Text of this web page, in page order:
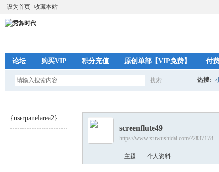
设为首页 收藏本站
论坛 购买VIP 积分充值 原创单部【VIP免费】 付
搜索
索
热搜:
{userpanelarea2}
screenflute49
https://www.xiuwushidai.com/?2837178
主题 个人资料